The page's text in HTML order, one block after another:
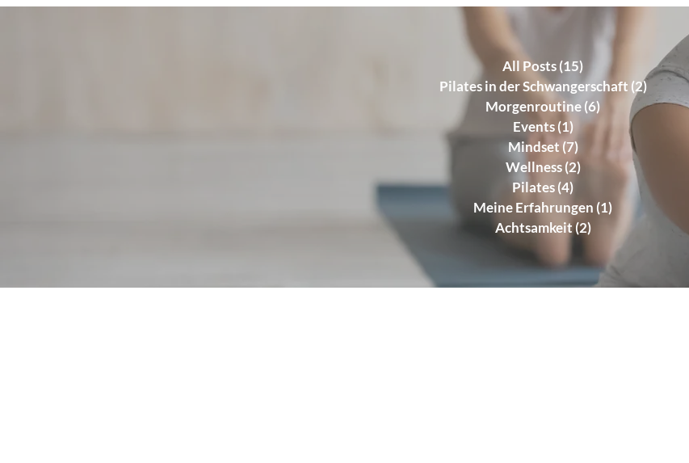
All Posts(15) 15 Beiträge
Pilates in der Schwangerschaft (2)2
Morgenroutine(6) 6 Beiträge
Events (1) 1 Beitrag
Mindset (7)7 Beiträge
Wellness (2)2 Beiträge
Pilates(4)
Meine Erfahrungen (1) 1 Beitrag
Achtsamkeit(2)2 Beiträge